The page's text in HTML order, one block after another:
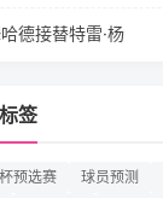
德接替特雷·杨
签
预选赛 球员预测